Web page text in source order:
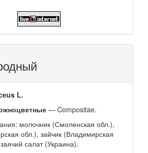
L.
— Compositae.
молочник (Смоленская обл.),
обл.), зайчик (Владимирская
салат (Украина).